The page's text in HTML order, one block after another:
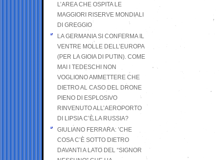
L’AREA CHE OSPITA LE
MAGGIORI RISERVE MONDIALI
DI GREGGIO
LA GERMANIA SI CONFERMA IL
VENTRE MOLLE DELL’EUROPA
(PER LA GIOIA DI PUTIN). COME
MAI I TEDESCHI NON
VOGLIONO AMMETTERE CHE
DIETRO AL CASO DEL DRONE
PIENO DI ESPLOSIVO
RINVENUTO ALL’AEROPORTO
DI LIPSIA C’È LA RUSSIA?
GIULIANO FERRARA: ’CHE
COSA C’È SOTTO DIETRO
DAVANTI A LATO DEL “SIGNOR